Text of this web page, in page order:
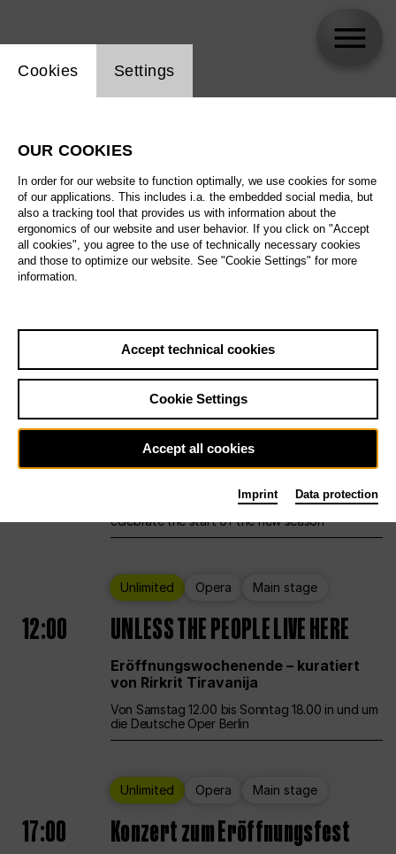
All artistic fields
All locations
All features
Sat29.8.
Ballet Main stage Staatsballett Berlin
12:00 Eröffnungswochenende
Deutsche Oper Berlin opens its doors to
celebrate the start of the new season
Unlimited Opera Main stage
12:00 UNLESS THE PEOPLE LIVE HERE
Eröffnungswochenende – kuratiert
von Rirkrit Tiravanija
Von Samstag 12.00 bis Sonntag 18.00 in und um
die Deutsche Oper Berlin
Unlimited Opera Main stage
17:00 Konzert zum Eröffnungsfest
Website cookie setting
Cookies Settings
OUR COOKIES
In order for our website to function optimally, we use cookies for some
of our applications. This includes i.a. the embedded social media, but
also a tracking tool that provides us with information about the
ergonomics of our website and user behavior. If you click on "Accept
all cookies", you agree to the use of technically necessary cookies
and those to optimize our website. See "Cookie Settings" for more
information.
Accept technical cookies
Cookie Settings
Accept all cookies
Imprint Data protection